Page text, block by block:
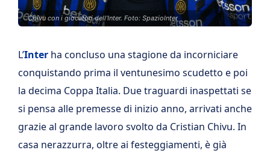
Chivu con i giocatori dell'Inter. Foto: SpazioInter
L’Inter ha concluso una stagione da incorniciare
conquistando prima il ventunesimo scudetto e poi
la decima Coppa Italia. Due traguardi inaspettati se
si pensa alle premesse di inizio anno, arrivati anche
grazie al grande lavoro svolto da Cristian Chivu. In
casa nerazzurra, oltre ai festeggiamenti, è già